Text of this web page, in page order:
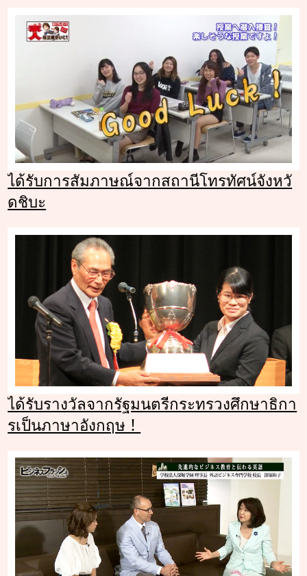
ได้รับการสัมภาษณ์จากสถานีโทรทัศน์จังหวั
ดชิบะ
ได้รับรางวัลจากรัฐมนตรีกระทรวงศึกษาธิกา
รเป็นภาษาอังกฤษ！